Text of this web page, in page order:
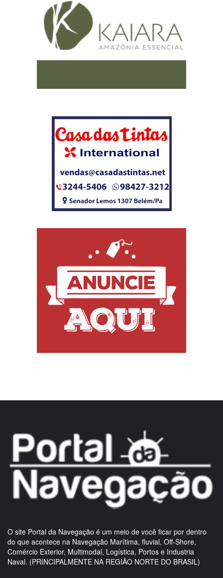
O site Portal da Navegação é um meio de você ficar por dentro
do que acontece na Navegação Marítima, fluvial, Off-Shore,
Comércio Exterior, Multimodal, Logística, Portos e Industria
Naval. (PRINCIPALMENTE NA REGIÃO NORTE DO BRASIL)